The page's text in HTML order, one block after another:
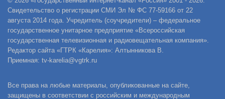
Свидетельство о регистрации СМИ Эл № ФС 77-59166 от 22
августа 2014 года. Учредитель (соучредители) – федеральное
государственное унитарное предприятие «Всероссийская
государственная телевизионная и радиовещательная компания».
Редактор сайта «ГТРК «Карелия»: Алтынникова В.
Приемная: tv-karelia@vgtrk.ru
Все права на любые материалы, опубликованные на сайте,
защищены в соответствии с российским и международным